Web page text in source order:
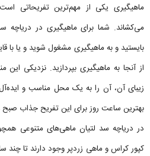
ماهیگیری یکی از مهم‌ترین تفریحاتی
می‌کشاند. شما برای ماهیگیری در دریاچه
بایستید و به ماهیگیری مشغول شوید و یا با
از آنجا به ماهیگیری بپردازید. نزدیکی
زیبای آن، آن را به یک محل مناسب و
بهترین ساعت روز برای این تفریح جذاب
در دریاچه سد لتیان ماهی‌های متنوعی
کپور کراس و ماهی زردپر وجود دارند تا چند